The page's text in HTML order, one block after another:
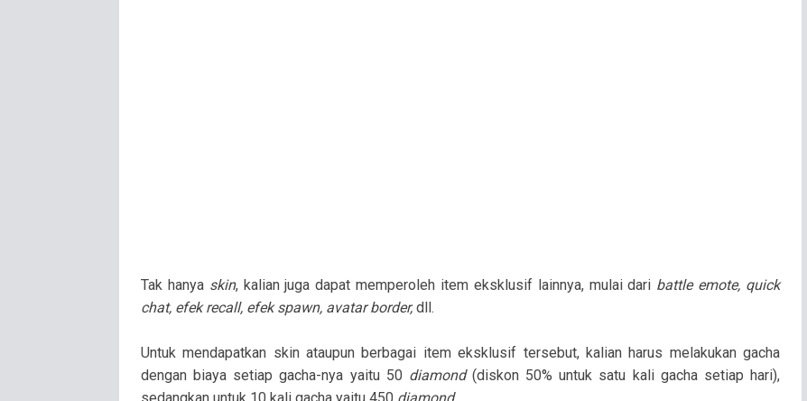
Tak hanya skin, kalian juga dapat memperoleh item eksklusif lainnya, mulai dari battle emote, quick
chat, efek recall, efek spawn, avatar border,dll.
Untuk mendapatkan skin ataupun berbagai item eksklusif tersebut, kalian harus melakukan gacha
dengan biaya setiap gacha-nya yaitu 50 diamond(diskon 50% untuk satu kali gacha setiap hari),
sedangkan untuk 10 kali gacha yaitu 450 diamond.